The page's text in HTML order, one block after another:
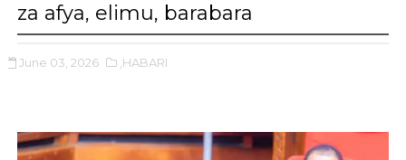
za afya, elimu, barabara
June 03, 2026 ,HABARI